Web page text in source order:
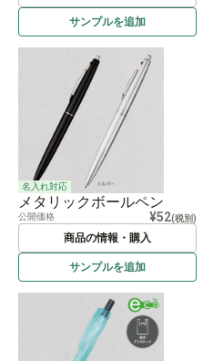
サンプルを追加
名入れ対応
メタリックボールペン
公開価格 ¥52(税別)
商品の情報・購入
サンプルを追加